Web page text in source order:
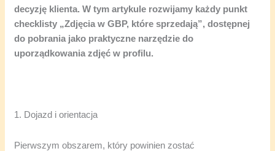
decyzję klienta. W tym artykule rozwijamy każdy punkt
checklisty „Zdjęcia w GBP, które sprzedają”, dostępnej
do pobrania jako praktyczne narzędzie do
uporządkowania zdjęć w profilu.
1. Dojazd i orientacja
Pierwszym obszarem, który powinien zostać